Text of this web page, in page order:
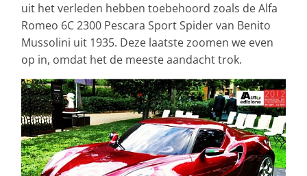
uit het verleden hebben toebehoord zoals de Alfa
Romeo 6C 2300 Pescara Sport Spider van Benito
Mussolini uit 1935. Deze laatste zoomen we even
op in, omdat het de meeste aandacht trok.